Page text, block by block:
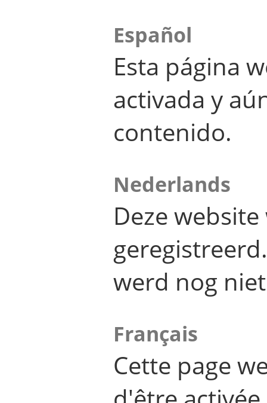
Español
Esta página
activada y
contenido.
Nederlands
Deze
werd nog
Français
Cette page